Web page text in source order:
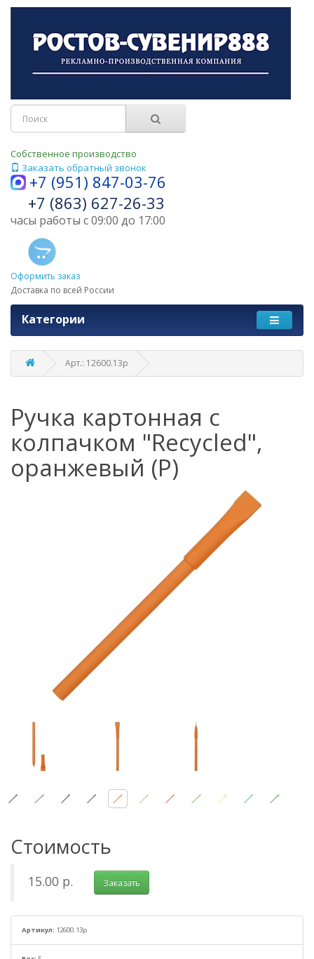
Собственное производство
Заказать обратный звонок
+7 (951) 847-03-76
+7 (863) 627-26-33
часы работы с 09:00 до 17:00
Оформить заказ
Доставка по всей России
Категории
Арт.: 12600.13p
Ручка картонная с
колпачком "Recycled",
оранжевый (Р)
Стоимость
15.00 р. Заказать
Артикул: 12600.13p